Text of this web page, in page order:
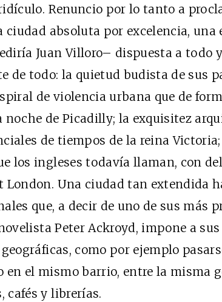
Renuncio por lo tanto a
ciudad absoluta por excelencia, una
Juan Villoro– dispuesta a todo
de todo: la quietud budista de sus
de violencia urbana que de
de Picadilly; la exquisitez
de tiempos de la reina
los ingleses todavía llaman, con
London. Una ciudad tan extendida
que, a decir de uno de sus más
Peter Ackroyd, impone a
como por ejemplo
en el mismo barrio, entre la misma
cafés y librerías.